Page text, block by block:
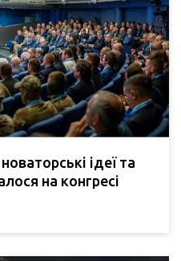
ідеї та
на конгресі